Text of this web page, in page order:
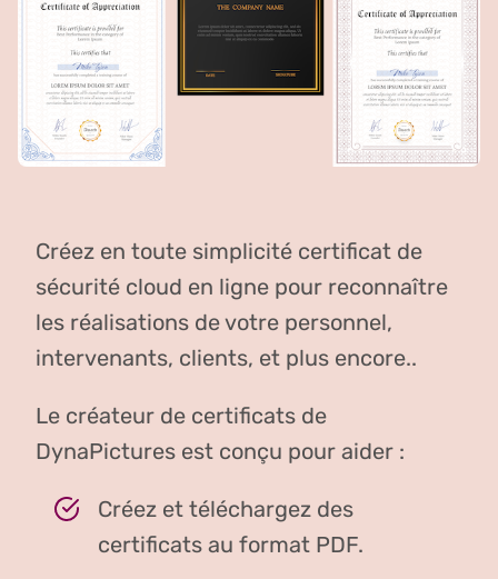
Créez en toute simplicité certificat de
sécurité cloud en ligne pour reconnaître
les réalisations de votre personnel,
intervenants, clients, et plus encore..
Le créateur de certificats de
DynaPictures est conçu pour aider :
Créez et téléchargez des
certificats au format PDF.